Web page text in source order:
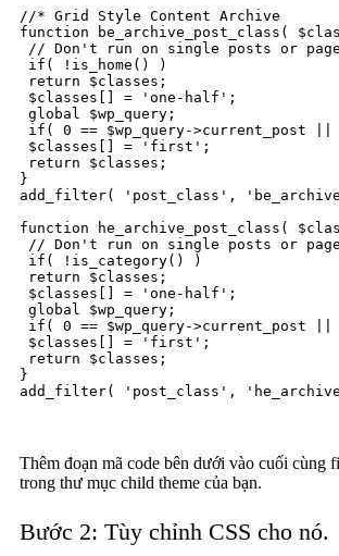
//* Grid Style Content Archive
function be_archive_post_class(
// Don't run on single posts or
if( !is_home() )
return $classes;
$classes[] = 'one-half';
global $wp_query;
if( 0 == $wp_query->current_post ||
$classes[] = 'first';
return $classes;
}
add_filter( 'post_class',
function he_archive_post_class(
// Don't run on single posts or
if( !is_category() )
return $classes;
$classes[] = 'one-half';
global $wp_query;
if( 0 == $wp_query->current_post ||
$classes[] = 'first';
return $classes;
}
add_filter( 'post_class',
Thêm đoạn mã code bên dưới vào cuối cùng
trong thư mục child theme của bạn.
Bước 2: Tùy chỉnh CSS cho nó.